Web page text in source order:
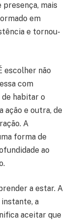
presença, mais
em
e tornou-
escolher não
com
habitar o
e outra, de
A
forma de
ao
a estar. A
a
aceitar que